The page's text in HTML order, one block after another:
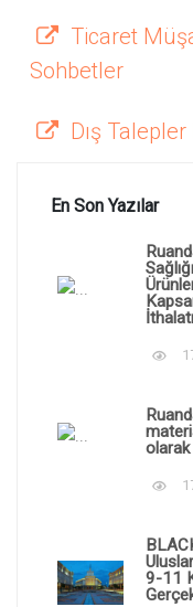
Ticaret
Sohbetler
Dış
En Son Yazılar
olarak
9-11